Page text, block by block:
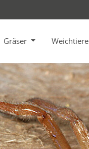
Gräser Weichtiere